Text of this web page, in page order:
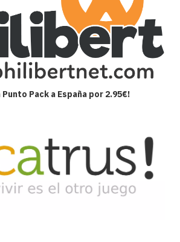
Punto Pack a España por 2.95€!